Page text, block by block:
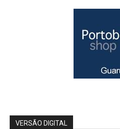
VERSÃO DIGITAL